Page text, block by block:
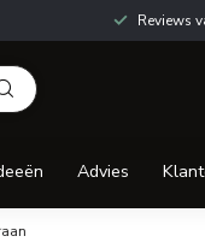
Reviews
Advies